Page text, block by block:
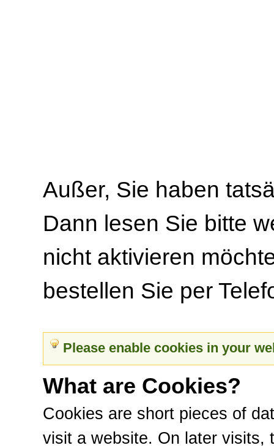
Außer, Sie haben
Dann lesen Sie bitte
nicht aktivieren
bestellen Sie per
Please enable cookies in your
What are Cookies?
Cookies are short pieces of
visit a website. On later visits,